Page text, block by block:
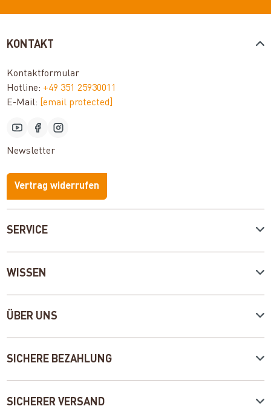
SERVICE
WISSEN
ÜBER UNS
KONTAKT
Kontaktformular
Hotline: +49 351 25930011
E-Mail: [email protected]
Newsletter
Vertrag widerrufen
SICHERE BEZAHLUNG
SICHERER VERSAND